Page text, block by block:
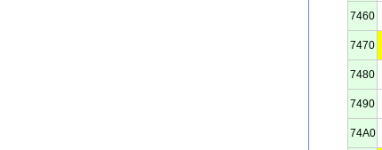
7460
7470
7480
7490
74A0